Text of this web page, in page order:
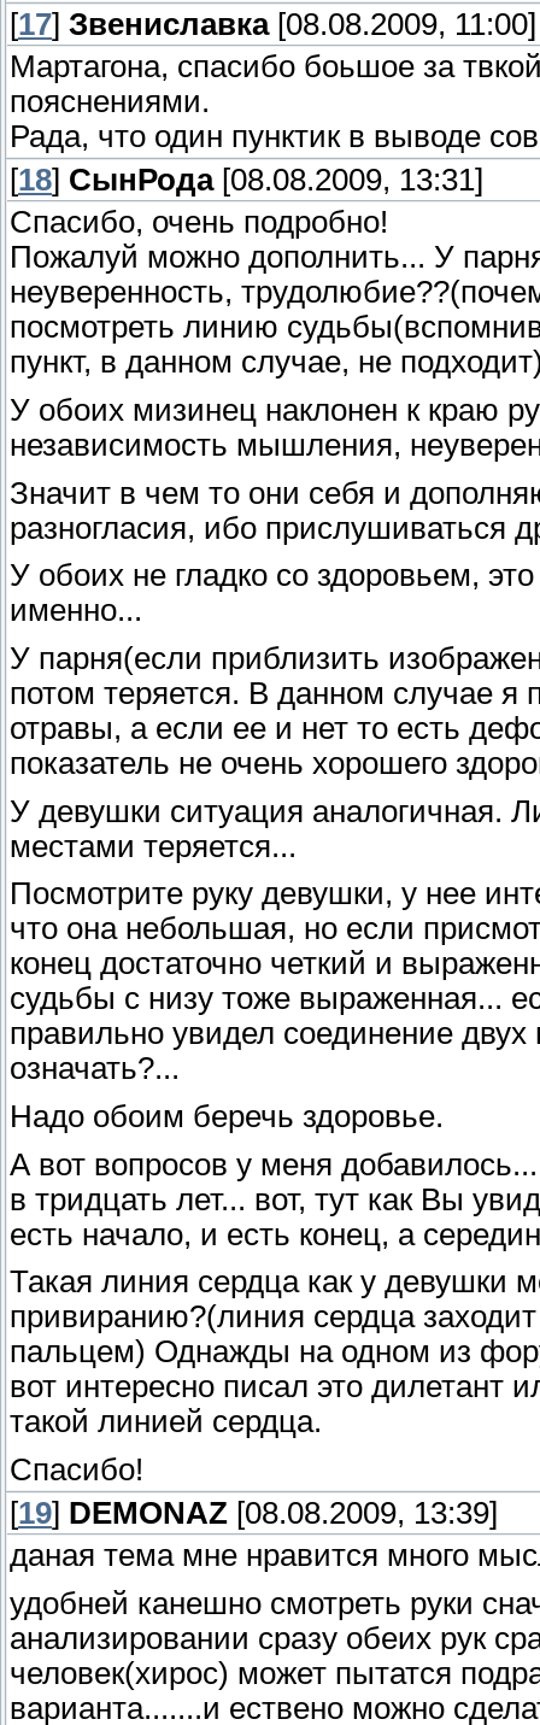
[17] Звениславка[08.08.2009, 11:00]
Мартагона, спасибо боьшое за
пояснениями.
Рада, что один пунктик в выводе
[18] СынРода[08.08.2009, 13:31]
Спасибо, очень подробно!
Пожалуй можно дополнить... У
неуверенность,
посмотреть линию
пункт, в данном случае, не
У обоих мизинец наклонен к краю
независимость мышления,
Значит в чем то они себя и
разногласия, ибо прислушиваться
У обоих не гладко со здоровьем,
именно...
У парня(если приблизить
потом теряется. В данном случае я
отравы, а если ее и нет то есть
показатель не очень хорошего
У девушки ситуация аналогичная.
местами теряется...
Посмотрите руку девушки, у нее
что она небольшая, но если
конец достаточно четкий и
судьбы с низу тоже выраженная...
правильно увидел соединение
означать?...
Надо обоим беречь здоровье.
А вот вопросов у меня
в тридцать лет... вот, тут как Вы
есть начало, и есть конец, а
Такая линия сердца как у девушки
привиранию?(линия сердца
пальцем) Однажды на одном из
вот интересно писал это дилетант
такой линией сердца.
Спасибо!
[19] DEMONAZ [08.08.2009, 13:39]
даная тема мне нравится много
удобней канешно смотреть руки
анализировании сразу обеих рук
человек(хирос) может пытатся
варианта.......и ествено можно